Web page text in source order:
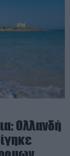
Ολλανδή